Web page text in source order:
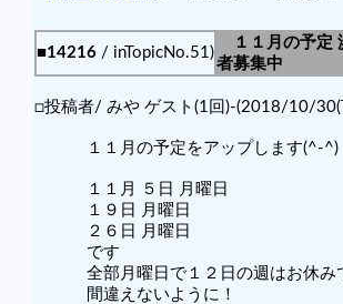
■14216 / inTopicNo.51)
１１月の予定
者募集中
□投稿者/ みや ゲスト(1回)-(2018/10/
１１月の予定をアップします(^-^)
１１月 ５日 月曜日
１９日 月曜日
２６日 月曜日
です
全部月曜日で１２日の週はお休み
間違えないように！